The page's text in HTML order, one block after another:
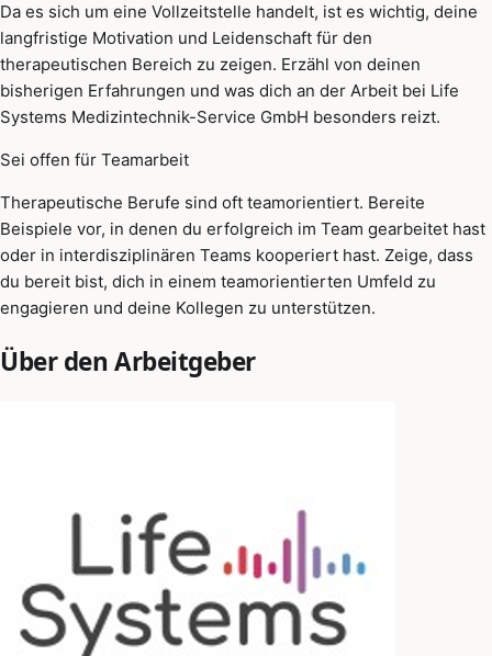
Da es sich um eine Vollzeitstelle handelt, ist es wichtig, deine
langfristige Motivation und Leidenschaft für den
therapeutischen Bereich zu zeigen. Erzähl von deinen
bisherigen Erfahrungen und was dich an der Arbeit bei Life
Systems Medizintechnik-Service GmbH besonders reizt.
Sei offen für Teamarbeit
Therapeutische Berufe sind oft teamorientiert. Bereite
Beispiele vor, in denen du erfolgreich im Team gearbeitet hast
oder in interdisziplinären Teams kooperiert hast. Zeige, dass
du bereit bist, dich in einem teamorientierten Umfeld zu
engagieren und deine Kollegen zu unterstützen.
Über den Arbeitgeber